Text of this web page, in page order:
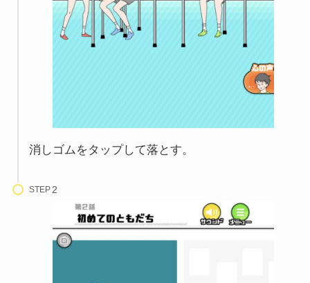
消しゴムをタップして落とす。
STEP